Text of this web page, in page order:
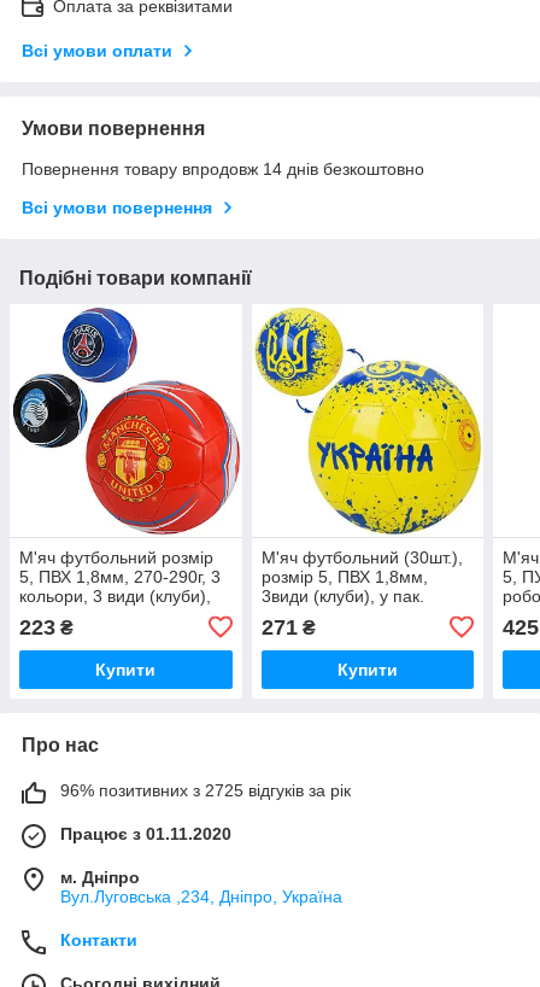
Оплата за реквізитами
Всі умови оплати
Умови повернення
Повернення товару впродовж 14 днів безкоштовно
Всі умови повернення
Подібні товари компанії
М'яч футбольний розмір
5, ПВХ 1,8мм, 270-290г, 3
кольори, 3 види (клуби),
223 ₴
Купити
М'яч футбольний (30шт.),
розмір 5, ПВХ 1,8мм,
3види (клуби), у пак.
271₴
Купити
М'яч
5,
425
Про нас
96% позитивних з 2725 відгуків за рік
Працює з 01.11.2020
м. Дніпро
Вул.Луговська ,234, Дніпро, Україна
Контакти